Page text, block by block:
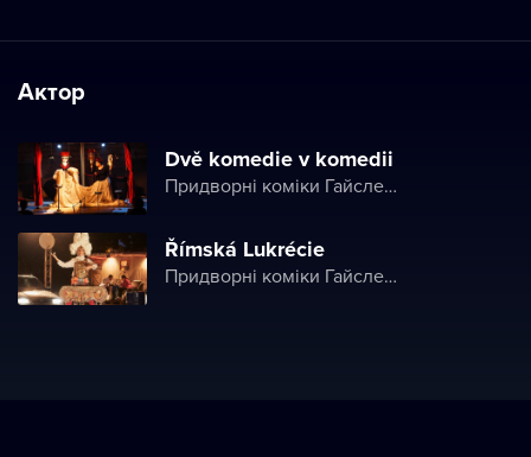
Актор
Dvě komedie v komedii
Придворні коміки Гайслера
Římská Lukrécie
Придворні коміки Гайслера